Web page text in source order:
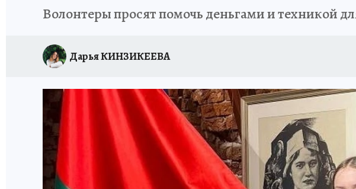
Волонтеры просят помочь деньгами и техникой
Дарья КИНЗИКЕЕВА